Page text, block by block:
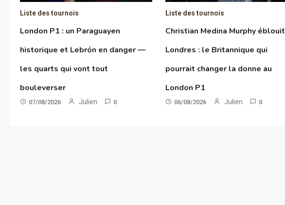
Liste des tournois
London P1 : un Paraguayen
historique et Lebrón en danger —
les quarts qui vont tout
bouleverser
07/08/2026 Julien 0
Liste des tournois
Christian Medina Murphy éblouit
Londres : le Britannique qui
pourrait changer la donne au
London P1
06/08/2026 Julien 0